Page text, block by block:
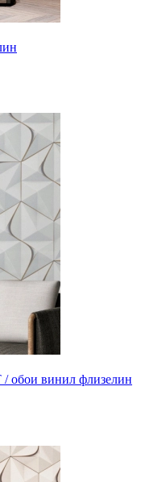
обои винил флизелин